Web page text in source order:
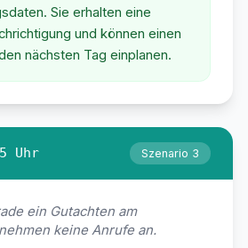
Sie erhalten eine
und können einen
nächsten Tag einplanen.
Uhr Szenario 3
ein Gutachten am
keine Anrufe an.